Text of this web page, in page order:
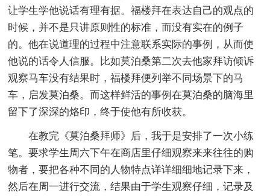
让学生学他说话有理有据。福楼拜在表达自己的观点的
时候，并不是只讲原则性的标准，而没有实在的例子
的。他在说道理的过程中注意联系实际的事例，从而使
他说的话令人信服。比如莫泊桑第二次去他家拜访倾诉
观察马车没有结果时，福楼拜便列举不同场景下的马
车，启发莫泊桑。而这样鲜活的事例在莫泊桑的脑海里
留下了深深的烙印，终于使他有所收获。
在教完《莫泊桑拜师》后，我于是安排了一次小练
笔。要求学生周六下午在商店里仔细观察来来往往的购
物者，要把各种不同的人物特点详详细细地记录下来，
然后在周一进行交流，结果由于学生观察仔细，记录及